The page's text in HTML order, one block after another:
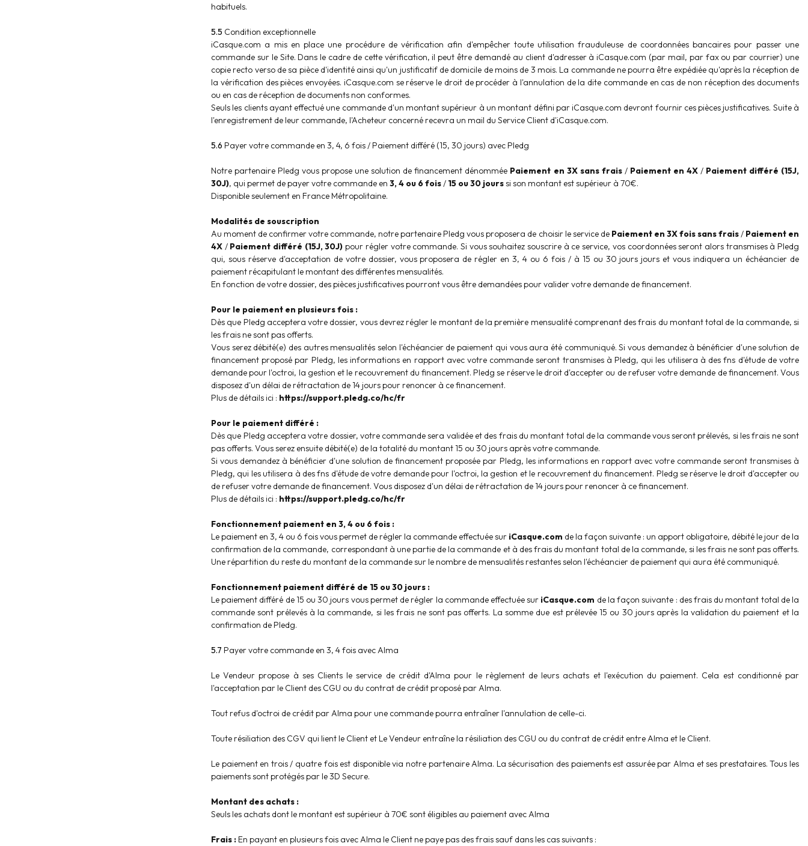
habituels.
5.5 Condition exceptionnelle
iCasque.com a mis en place une procédure de vérification afin d'empêcher toute utilisation frauduleuse de coordonnées bancaires pour passer une
commande sur le Site. Dans le cadre de cette vérification, il peut être demandé au client d'adresser à iCasque.com (par mail, par fax ou par courrier) une
copie recto verso de sa pièce d'identité ainsi qu'un justificatif de domicile de moins de 3 mois. La commande ne pourra être expédiée qu'après la réception de
la vérification des pièces envoyées. iCasque.com se réserve le droit de procéder à l'annulation de la dite commande en cas de non réception des documents
ou en cas de réception de documents non conformes.
Seuls les clients ayant effectué une commande d'un montant supérieur à un montant défini par iCasque.com devront fournir ces pièces justificatives. Suite à
l'enregistrement de leur commande, l'Acheteur concerné recevra un mail du Service Client d'iCasque.com.
5.6 Payer votre commande en 3, 4, 6 fois / Paiement différé (15, 30 jours) avec Pledg
Notre partenaire Pledg vous propose une solution de financement dénommée Paiement en 3X sans frais/ Paiement en 4X/ Paiement différé (15J,
30J), qui permet de payer votre commande en 3, 4 ou 6 fois/ 15 ou 30 jourssi son montant est supérieur à 70€.
Disponible seulement en France Métropolitaine.
Modalités de souscription
Au moment de confirmer votre commande, notre partenaire Pledg vous proposera de choisir le service de Paiement en 3X fois sans frais/ Paiement en
4X / Paiement différé (15J, 30J) pour régler votre commande. Si vous souhaitez souscrire à ce service, vos coordonnées seront alors transmises à Pledg
qui, sous réserve d'acceptation de votre dossier, vous proposera de régler en 3, 4 ou 6 fois / à 15 ou 30 jours jours et vous indiquera un échéancier de
paiement récapitulant le montant des différentes mensualités.
En fonction de votre dossier, des pièces justificatives pourront vous être demandées pour valider votre demande de financement.
Pour le paiement en plusieurs fois :
Dès que Pledg acceptera votre dossier, vous devrez régler le montant de la première mensualité comprenant des frais du montant total de la commande, si
les frais ne sont pas offerts.
Vous serez débité(e) des autres mensualités selon l'échéancier de paiement qui vous aura été communiqué. Si vous demandez à bénéficier d'une solution de
financement proposé par Pledg, les informations en rapport avec votre commande seront transmises à Pledg, qui les utilisera à des fns d'étude de votre
demande pour l'octroi, la gestion et le recouvrement du financement. Pledg se réserve le droit d'accepter ou de refuser votre demande de financement. Vous
disposez d'un délai de rétractation de 14 jours pour renoncer à ce financement.
Plus de détails ici : https://support.pledg.co/hc/fr
Pour le paiement différé :
Dès que Pledg acceptera votre dossier, votre commande sera validée et des frais du montant total de la commande vous seront prélevés, si les frais ne sont
pas offerts. Vous serez ensuite débité(e) de la totalité du montant 15 ou 30 jours après votre commande.
Si vous demandez à bénéficier d'une solution de financement proposée par Pledg, les informations en rapport avec votre commande seront transmises à
Pledg, qui les utilisera à des fns d'étude de votre demande pour l'octroi, la gestion et le recouvrement du financement. Pledg se réserve le droit d'accepter ou
de refuser votre demande de financement. Vous disposez d'un délai de rétractation de 14 jours pour renoncer à ce financement.
Plus de détails ici : https://support.pledg.co/hc/fr
Fonctionnement paiement en 3, 4 ou 6 fois :
Le paiement en 3, 4 ou 6 fois vous permet de régler la commande effectuée sur iCasque.com de la façon suivante : un apport obligatoire, débité le jour de la
confirmation de la commande, correspondant à une partie de la commande et à des frais du montant total de la commande, si les frais ne sont pas offerts.
Une répartition du reste du montant de la commande sur le nombre de mensualités restantes selon l'échéancier de paiement qui aura été communiqué.
Fonctionnement paiement différé de 15 ou 30 jours :
Le paiement différé de 15 ou 30 jours vous permet de régler la commande effectuée sur iCasque.com de la façon suivante : des frais du montant total de la
commande sont prélevés à la commande, si les frais ne sont pas offerts. La somme due est prélevée 15 ou 30 jours après la validation du paiement et la
confirmation de Pledg.
5.7 Payer votre commande en 3, 4 fois avec Alma
Le Vendeur propose à ses Clients le service de crédit d'Alma pour le règlement de leurs achats et l'exécution du paiement. Cela est conditionné par
l'acceptation par le Client des CGU ou du contrat de crédit proposé par Alma.
Tout refus d'octroi de crédit par Alma pour une commande pourra entraîner l'annulation de celle-ci.
Toute résiliation des CGV qui lient le Client et Le Vendeur entraîne la résiliation des CGU ou du contrat de crédit entre Alma et le Client.
Le paiement en trois / quatre fois est disponible via notre partenaire Alma. La sécurisation des paiements est assurée par Alma et ses prestataires. Tous les
paiements sont protégés par le 3D Secure.
Montant des achats :
Seuls les achats dont le montant est supérieur à 70€ sont éligibles au paiement avec Alma
Frais : En payant en plusieurs fois avec Alma le Client ne paye pas des frais sauf dans les cas suivants :